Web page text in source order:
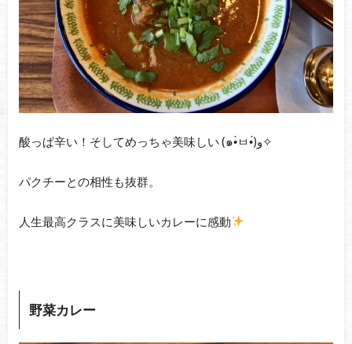
酸っぱ辛い！そしてめっちゃ美味しい (๑•̀ㅂ•́)و✧
パクチーとの相性も抜群。
人生最高クラスに美味しいカレーに感動
野菜カレー